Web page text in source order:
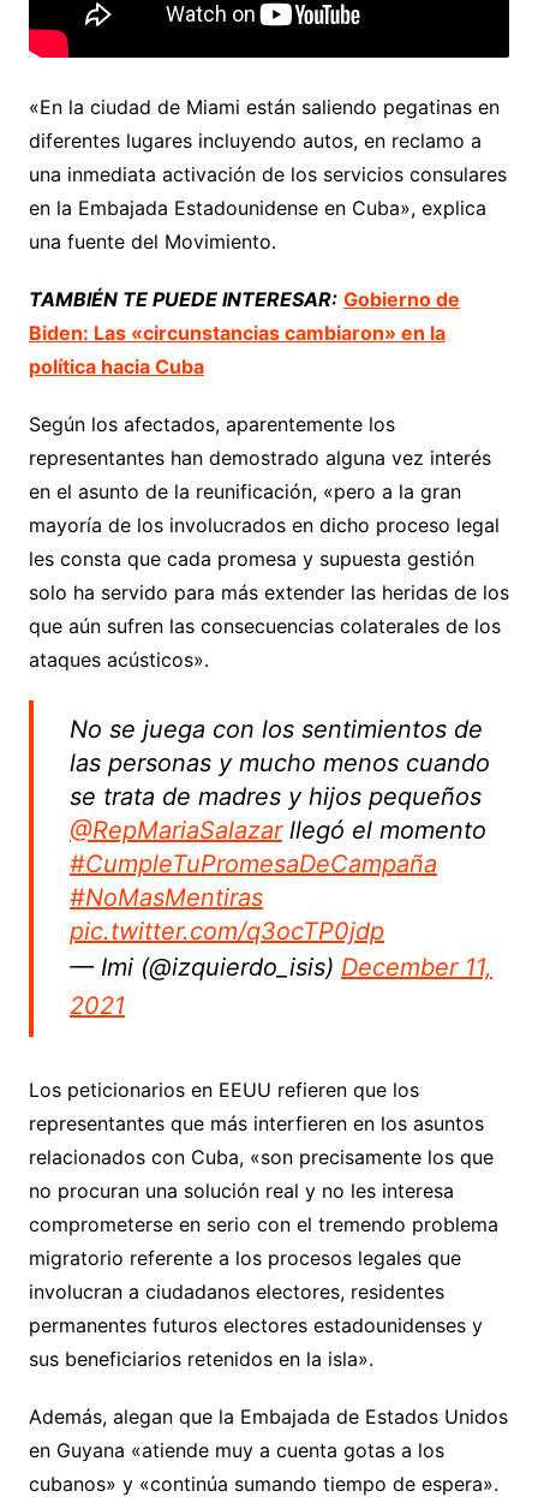
«En la ciudad de Miami están saliendo pegatinas en
diferentes lugares incluyendo autos, en reclamo a
una inmediata activación de los servicios consulares
en la Embajada Estadounidense en Cuba», explica
una fuente del Movimiento.
TAMBIÉN TE PUEDE INTERESAR: Gobierno de
Biden: Las «circunstancias cambiaron» en la
política hacia Cuba
Según los afectados, aparentemente los
representantes han demostrado alguna vez interés
en el asunto de la reunificación, «pero a la gran
mayoría de los involucrados en dicho proceso legal
les consta que cada promesa y supuesta gestión
solo ha servido para más extender las heridas de los
que aún sufren las consecuencias colaterales de los
ataques acústicos».
No se juega con los sentimientos de
las personas y mucho menos cuando
se trata de madres y hijos pequeños
@RepMariaSalazarllegó el momento
#CumpleTuPromesaDeCampaña
#NoMasMentiras
pic.twitter.com/q3ocTP0jdp
— Imi (@izquierdo_isis) December 11,
2021
Los peticionarios en EEUU refieren que los
representantes que más interfieren en los asuntos
relacionados con Cuba, «son precisamente los que
no procuran una solución real y no les interesa
comprometerse en serio con el tremendo problema
migratorio referente a los procesos legales que
involucran a ciudadanos electores, residentes
permanentes futuros electores estadounidenses y
sus beneficiarios retenidos en la isla».
Además, alegan que la Embajada de Estados Unidos
en Guyana «atiende muy a cuenta gotas a los
cubanos» y «continúa sumando tiempo de espera».